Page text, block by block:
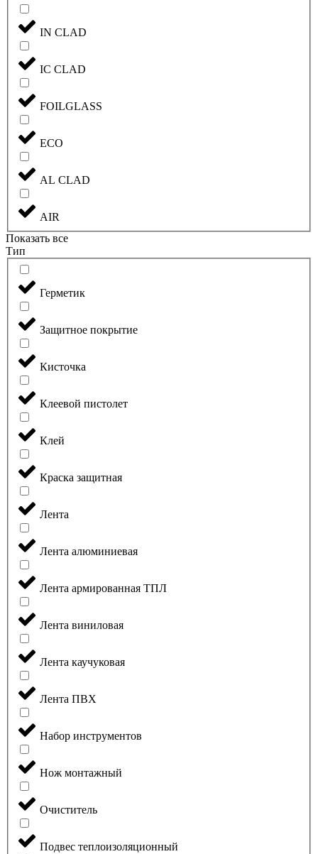
IN CLAD
IC CLAD
FOILGLASS
ECO
AL CLAD
AIR
Показать все
Тип
Герметик
Защитное покрытие
Кисточка
Клеевой пистолет
Клей
Краска защитная
Лента
Лента алюминиевая
Лента армированная ТПЛ
Лента виниловая
Лента каучуковая
Лента ПВХ
Набор инструментов
Нож монтажный
Очиститель
Подвес теплоизоляционный